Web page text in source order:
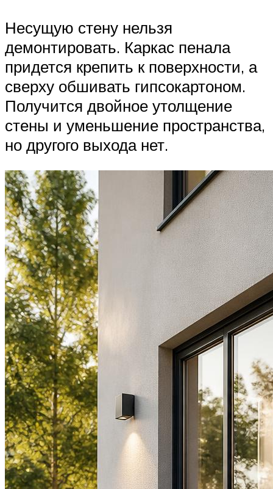
Несущую стену нельзя
демонтировать. Каркас пенала
придется крепить к поверхности, а
сверху обшивать гипсокартоном.
Получится двойное утолщение
стены и уменьшение пространства,
но другого выхода нет.